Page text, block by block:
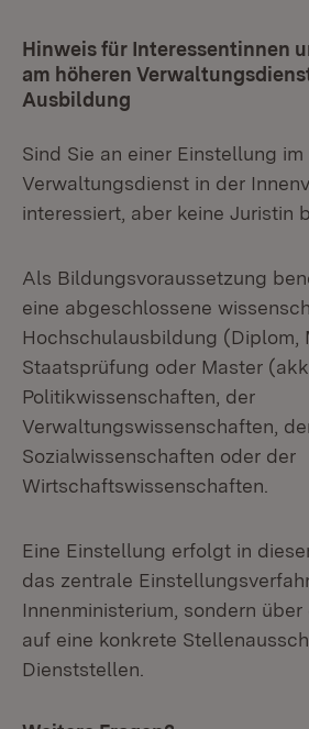
Hinweis für Interessentinnen
am höheren
Ausbildung
Sind Sie an einer Einstellung im
Verwaltungsdienst in der
interessiert, aber keine Juristin
Als Bildungsvoraussetzung
eine abgeschlossene
Hochschulausbildung (Diplom,
Staatsprüfung oder Master
Politikwissenschaften, der
Verwaltungswissenschaften,
Sozialwissenschaften oder der
Wirtschaftswissenschaften.
Eine Einstellung erfolgt in
das zentrale
Innenministerium, sondern
auf eine konkrete
Dienststellen.